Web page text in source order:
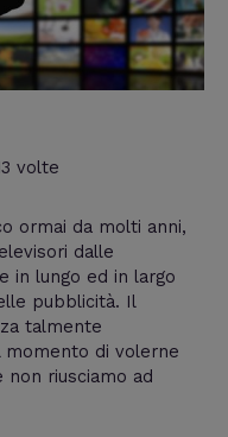
volte
ormai da molti anni,
dalle
in lungo ed in largo
pubblicità. Il
talmente
momento di volerne
non riusciamo ad